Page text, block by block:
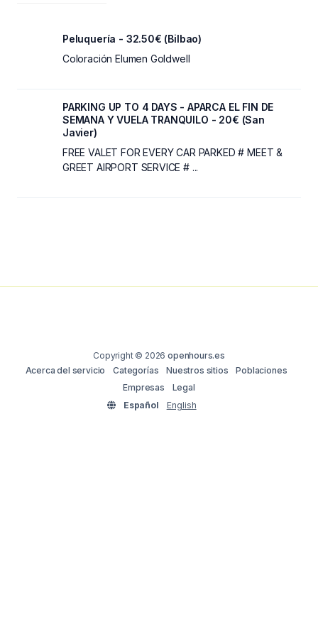
Peluquería - 32.50€ (Bilbao)
Coloración Elumen Goldwell
PARKING UP TO 4 DAYS - APARCA EL FIN DE
SEMANA Y VUELA TRANQUILO - 20€ (San
Javier)
FREE VALET FOR EVERY CAR PARKED # MEET &
GREET AIRPORT SERVICE # ...
Copyright © 2026openhours.es
Acerca del servicio
Categorías Nuestros sitios
Poblaciones
Empresas
Legal
Español
English